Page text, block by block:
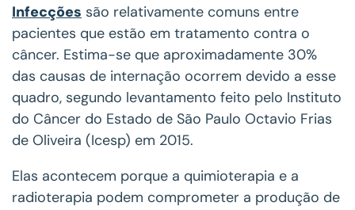
Infecções são relativamente comuns entre
pacientes que estão em tratamento contra o
câncer. Estima-se que aproximadamente 30%
das causas de internação ocorrem devido a esse
quadro, segundo levantamento feito pelo Instituto
do Câncer do Estado de São Paulo Octavio Frias
de Oliveira (Icesp) em 2015.
Elas acontecem porque a quimioterapia e a
radioterapia podem comprometer a produção de